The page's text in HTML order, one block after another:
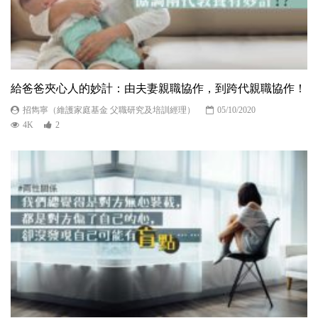
給爸爸夾心人的妙計：由夫妻親職協作，到跨代親職協作！
招雋寧（維護家庭基金 父職研究及培訓經理）
05/10/2020
4K
2